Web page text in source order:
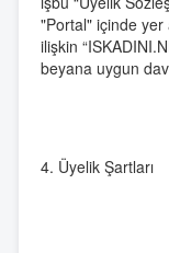
"Portal" içinde yer
ilişkin
beyana uygun
4. Üyelik Şartları